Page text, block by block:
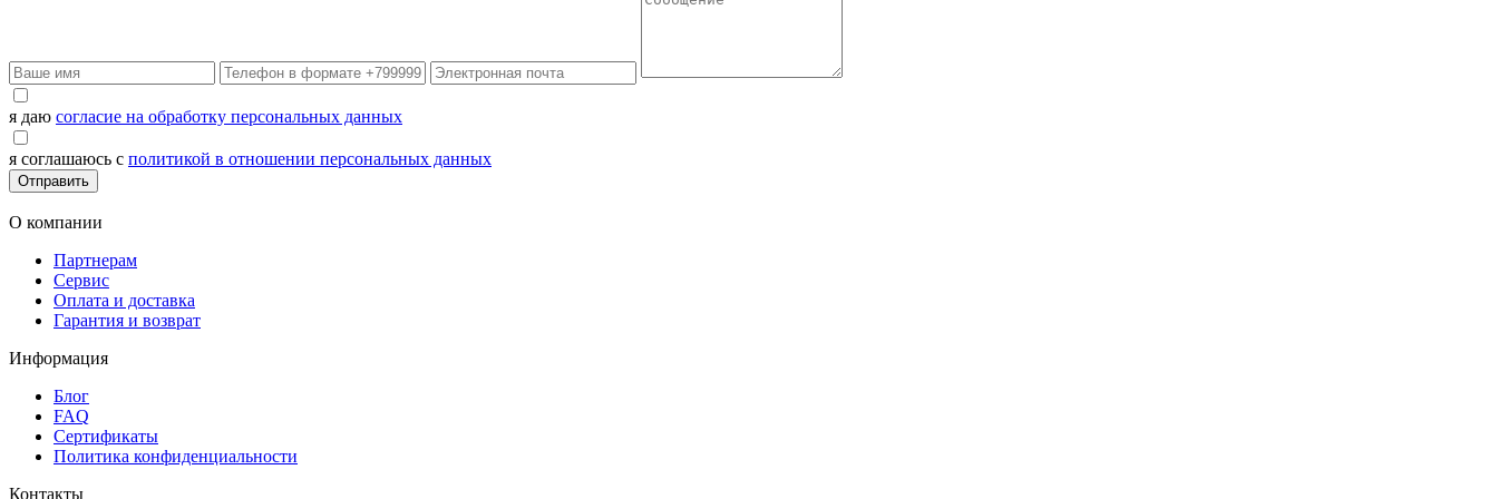
я даю согласие на обработку персональных данных
я соглашаюсь с политикой в отношении персональных данных
Отправить
О компании
Партнерам
Сервис
Оплата и доставка
Гарантия и возврат
Информация
Блог
FAQ
Сертификаты
Политика конфиденциальности
Контакты